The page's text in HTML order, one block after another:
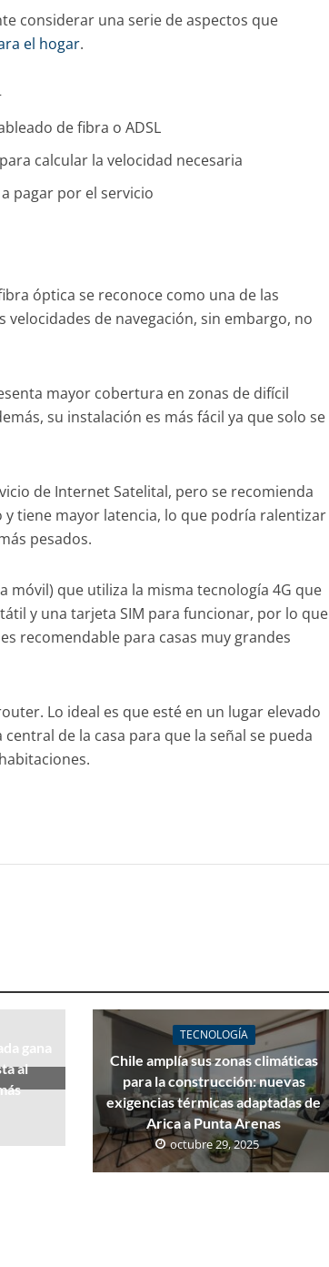
considerar una serie de aspectos que
el hogar.
de fibra o ADSL
calcular la velocidad necesaria
pagar por el servicio
óptica se reconoce como una de las
de navegación, sin embargo, no
mayor cobertura en zonas de difícil
su instalación es más fácil ya que solo se
de Internet Satelital, pero se recomienda
y tiene mayor latencia, lo que podría ralentizar
pesados.
móvil) que utiliza la misma tecnología 4G que
y una tarjeta SIM para funcionar, por lo que
recomendable para casas muy grandes
Lo ideal es que esté en un lugar elevado
de la casa para que la señal se pueda
gana
al
TECNOLOGÍA
Chile amplía sus zonas climáticas
para la construcción: nuevas
exigencias térmicas adaptadas de
Arica a Punta Arenas
octubre 29, 2025